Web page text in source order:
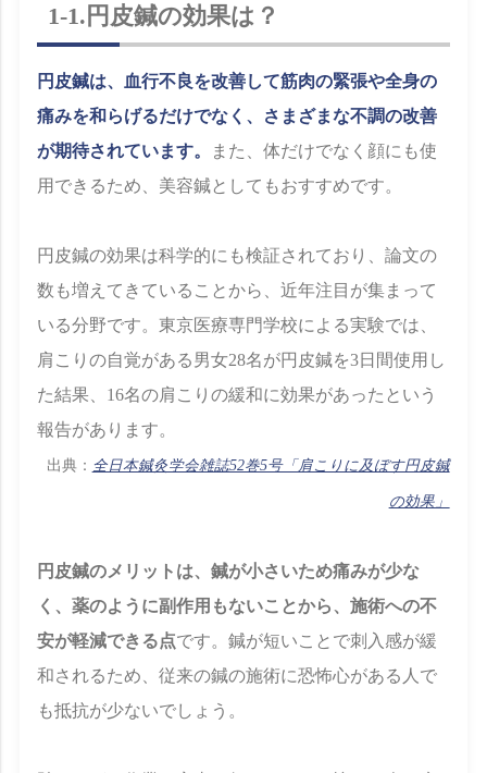
1-1.円皮鍼の効果は？
円皮鍼は、血行不良を改善して筋肉の緊張や全身の
痛みを和らげるだけでなく、さまざまな不調の改善
が期待されています。
また、体だけでなく顔にも使
用できるため、美容鍼としてもおすすめです。
円皮鍼の効果は科学的にも検証されており、論文の
数も増えてきていることから、近年注目が集まって
いる分野です。東京医療専門学校による実験では、
肩こりの自覚がある男女28名が円皮鍼を3日間使用し
た結果、16名の肩こりの緩和に効果があったという
報告があります。
出典： 全日本鍼灸学会雑誌52巻5号「肩こりに及ぼす円皮鍼
の効果」
円皮鍼のメリットは、鍼が小さいため痛みが少な
く、薬のように副作用もないことから、施術への不
安が軽減できる点です。鍼が短いことで刺入感が緩
和されるため、従来の鍼の施術に恐怖心がある人で
も抵抗が少ないでしょう。